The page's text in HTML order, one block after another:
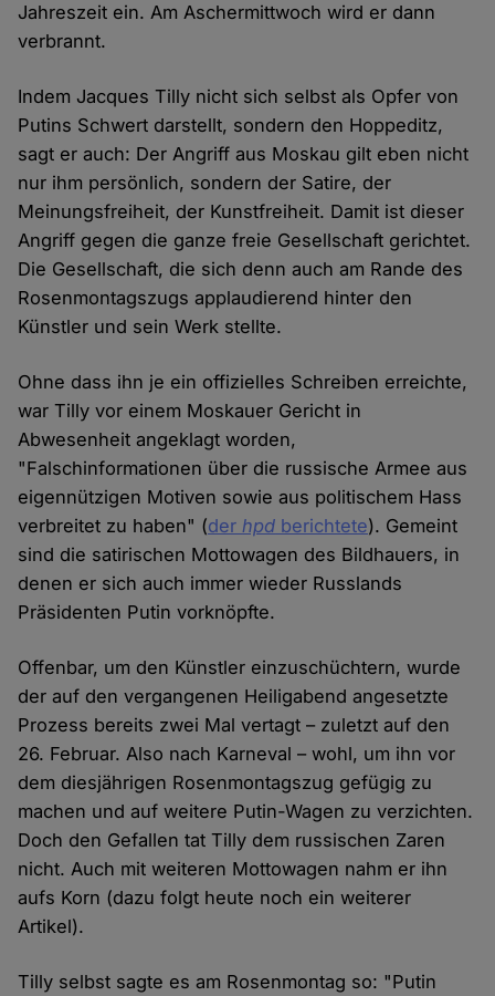
Jahreszeit ein. Am Aschermittwoch wird er dann
verbrannt.
Indem Jacques Tilly nicht sich selbst als Opfer von
Putins Schwert darstellt, sondern den Hoppeditz,
sagt er auch: Der Angriff aus Moskau gilt eben nicht
nur ihm persönlich, sondern der Satire, der
Meinungsfreiheit, der Kunstfreiheit. Damit ist dieser
Angriff gegen die ganze freie Gesellschaft gerichtet.
Die Gesellschaft, die sich denn auch am Rande des
Rosenmontagszugs applaudierend hinter den
Künstler und sein Werk stellte.
Ohne dass ihn je ein offizielles Schreiben erreichte,
war Tilly vor einem Moskauer Gericht in
Abwesenheit angeklagt worden,
"Falschinformationen über die russische Armee aus
eigennützigen Motiven sowie aus politischem Hass
verbreitet zu haben" (derhpd berichtete). Gemeint
sind die satirischen Mottowagen des Bildhauers, in
denen er sich auch immer wieder Russlands
Präsidenten Putin vorknöpfte.
Offenbar, um den Künstler einzuschüchtern, wurde
der auf den vergangenen Heiligabend angesetzte
Prozess bereits zwei Mal vertagt – zuletzt auf den
26. Februar. Also nach Karneval – wohl, um ihn vor
dem diesjährigen Rosenmontagszug gefügig zu
machen und auf weitere Putin-Wagen zu verzichten.
Doch den Gefallen tat Tilly dem russischen Zaren
nicht. Auch mit weiteren Mottowagen nahm er ihn
aufs Korn (dazu folgt heute noch ein weiterer
Artikel).
Tilly selbst sagte es am Rosenmontag so: "Putin